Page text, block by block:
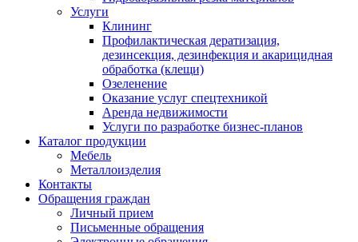
Услуги
Клининг
Профилактическая дератизация,
дезинсекция, дезинфекция и акарицидная
обработка (клещи)
Озеленение
Оказание услуг спецтехникой
Аренда недвижимости
Услуги по разработке бизнес-планов
Каталог продукции
Мебель
Металлоизделия
Контакты
Обращения граждан
Личный прием
Письменные обращения